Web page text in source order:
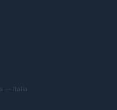
— Italia